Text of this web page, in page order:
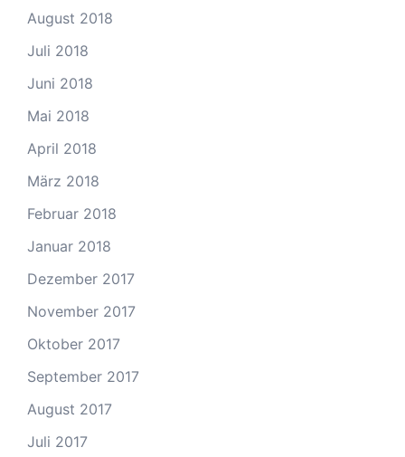
August 2018
Juli 2018
Juni 2018
Mai 2018
April 2018
März 2018
Februar 2018
Januar 2018
Dezember 2017
November 2017
Oktober 2017
September 2017
August 2017
Juli 2017